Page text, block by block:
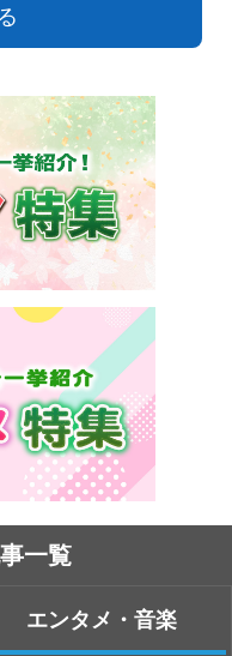
一覧
エンタメ・音楽